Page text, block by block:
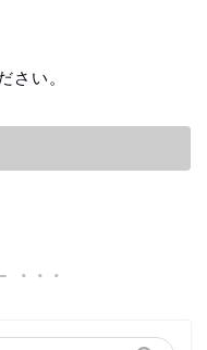
さい。